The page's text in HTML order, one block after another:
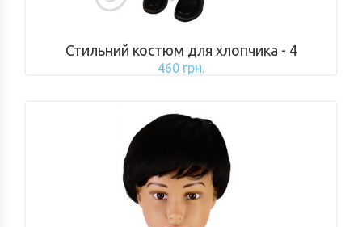
Стильний костюм для хлопчика - 4
460 грн.